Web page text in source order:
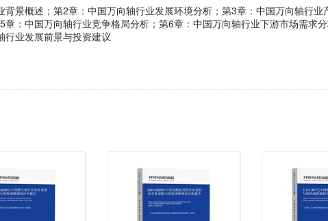
背景概述；第2章：中国万向轴行业发展环境分析；第3章：中国万向轴行
章：中国万向轴行业竞争格局分析；第6章：中国万向轴行业下游市场需求
行业发展前景与投资建议